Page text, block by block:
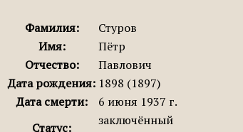
Фамилия:
Стуров
Имя:
Пётр
Отчество:
Павлович
Дата рождения: 1898 (1897)
Дата смерти:
6 июня 1937 г.
Статус:
заключённый